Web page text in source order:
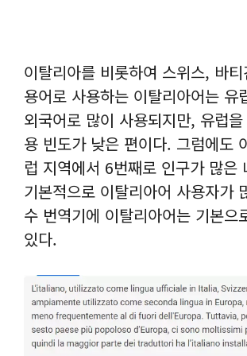
이탈리아를 비롯하여 스위스, 바
용어로 사용하는 이탈리아어는 유
외국어로 많이 사용되지만, 유럽
용 빈도가 낮은 편이다. 그럼에도
럽 지역에서 6번째로 인구가 많은
기본적으로 이탈리아어 사용자가
수 번역기에 이탈리아어는 기본으
있다.